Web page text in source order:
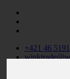
+421 46